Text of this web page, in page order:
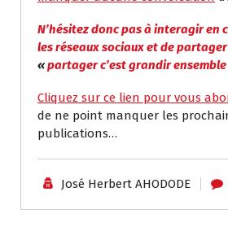
N’hésitez donc pas à interagir en
les réseaux sociaux et de
«partager c’est grandir ensemble
Cliquez sur ce lien pour vous
de ne point manquer les
publications…
José Herbert AHODODE